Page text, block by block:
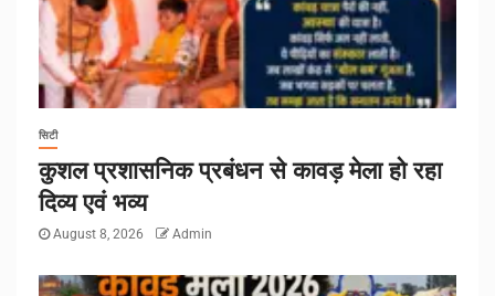
सिटी
कुशल प्रशासनिक प्रबंधन से कावड़ मेला हो रहा
दिव्य एवं भव्य
August 8, 2026 Admin